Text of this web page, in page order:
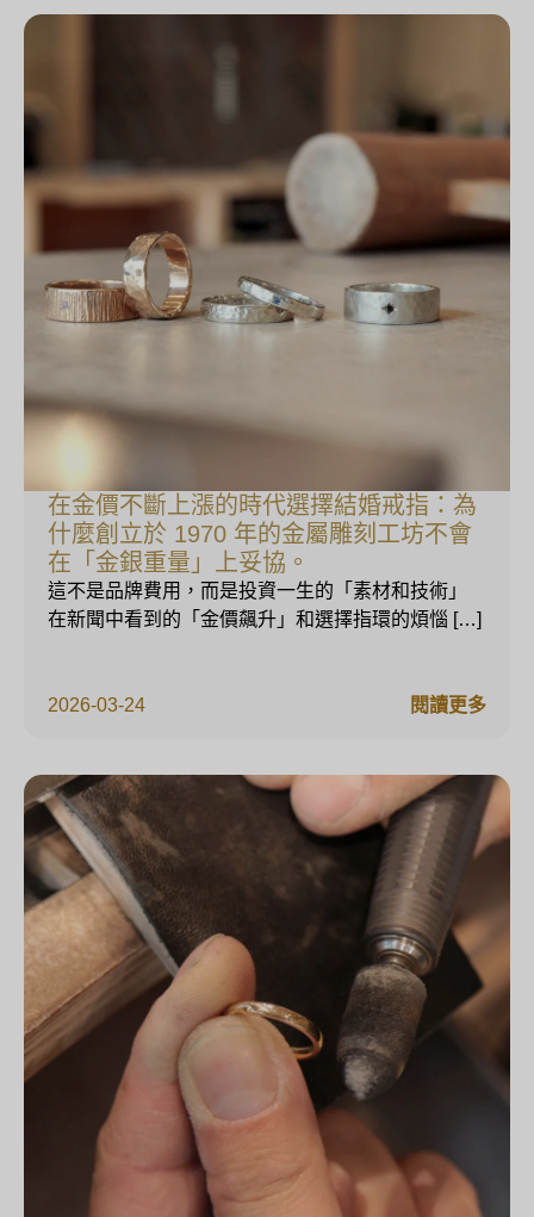
在金價不斷上漲的時代選擇結婚戒指：為
什麼創立於 1970 年的金屬雕刻工坊不會
在「金銀重量」上妥協。
2026-03-24
這不是品牌費用，而是投資一生的「素材和技術」
在新聞中看到的「金價飆升」和選擇指環的煩惱 […]
閱讀更多